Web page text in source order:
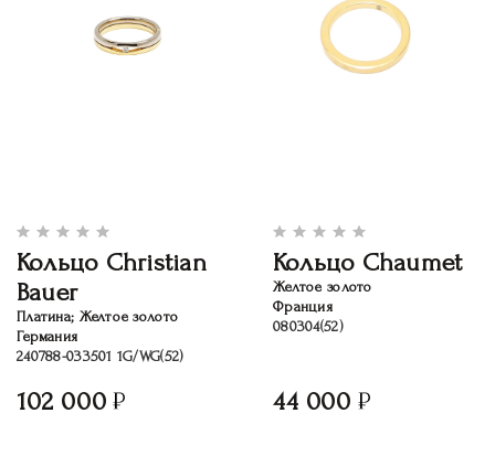
Кольцо Christian
Bauer
Платина; Желтое золото
Германия
240788-033501 1G/WG(52)
102 000
Кольцо Chaumet
Желтое золото
Франция
080304(52)
44 000